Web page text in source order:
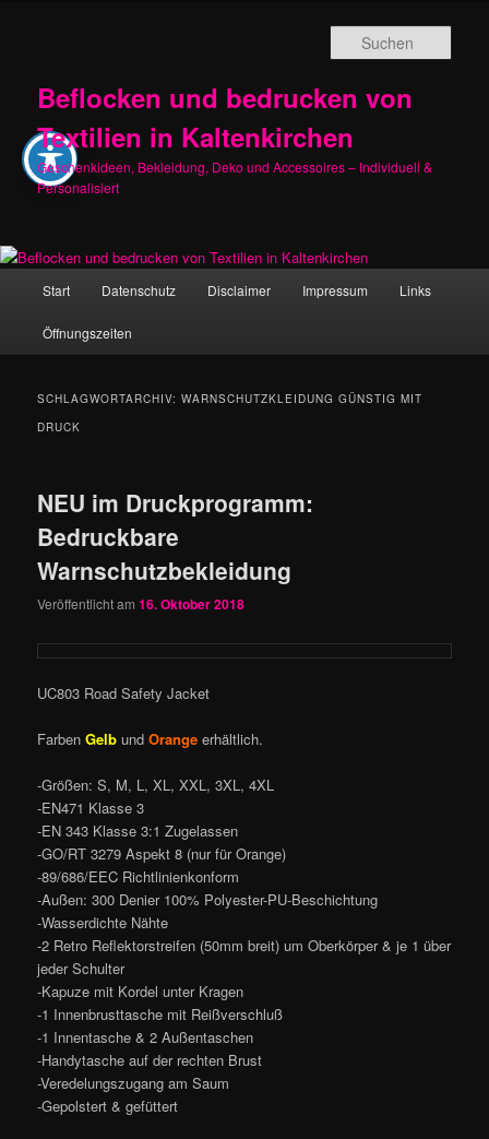
Beflocken und bedrucken von
Textilien in Kaltenkirchen
Geschenkideen, Bekleidung, Deko und Accessoires – Individuell &
Personalisiert
Start Datenschutz Disclaimer Impressum Links
Öffnungszeiten
SCHLAGWORTARCHIV:WARNSCHUTZKLEIDUNG GÜNSTIG MIT
DRUCK
NEU im Druckprogramm:
Bedruckbare
Warnschutzbekleidung
Veröffentlicht am16. Oktober 2018
UC803 Road Safety Jacket
FarbenGelb undOrange erhältlich.
-Größen: S, M, L, XL, XXL, 3XL, 4XL
-EN471 Klasse 3
-EN 343 Klasse 3:1 Zugelassen
-GO/RT 3279 Aspekt 8 (nur für Orange)
-89/686/EEC Richtlinienkonform
-Außen: 300 Denier 100% Polyester-PU-Beschichtung
-Wasserdichte Nähte
-2 Retro Reflektorstreifen (50mm breit) um Oberkörper & je 1 über
jeder Schulter
-Kapuze mit Kordel unter Kragen
-1 Innenbrusttasche mit Reißverschluß
-1 Innentasche & 2 Außentaschen
-Handytasche auf der rechten Brust
-Veredelungszugang am Saum
-Gepolstert & gefüttert